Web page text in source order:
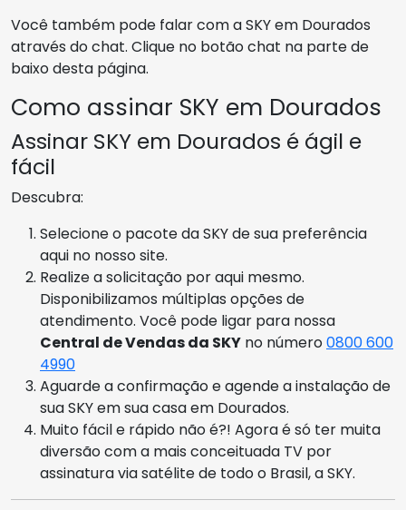
Você também pode falar com a SKY em Dourados
através do chat. Clique no botão chat na parte de
baixo desta página.
Como assinar SKY em Dourados
Assinar SKY em Dourados é ágil e
fácil
Descubra:
Selecione o pacote da SKY de sua preferência
aqui no nosso site.
Realize a solicitação por aqui mesmo.
Disponibilizamos múltiplas opções de
atendimento. Você pode ligar para nossa
Central de Vendas da SKY no número0800 600
4990
Aguarde a confirmação e agende a instalação de
sua SKY em sua casa em Dourados.
Muito fácil e rápido não é?! Agora é só ter muita
diversão com a mais conceituada TV por
assinatura via satélite de todo o Brasil, a SKY.